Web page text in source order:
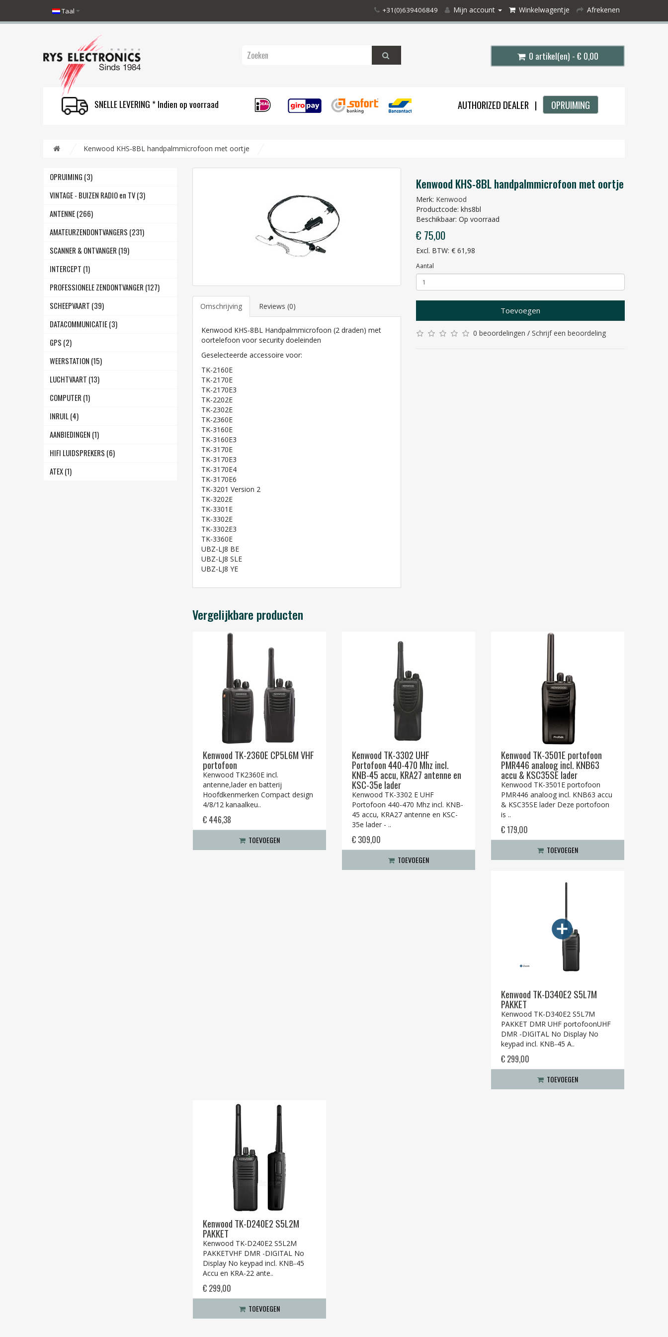
Taal +31(0)639406849 Mijn account Winkelwagentje Afrekenen
0 artikel(en) - € 0,00
SNELLE LEVERING * Indien op voorraad AUTHORIZED DEALER | OPRUIMING
Kenwood KHS-8BL handpalmmicrofoon met oortje
OPRUIMING (3)
VINTAGE - BUIZEN RADIO en TV (3)
ANTENNE (266)
AMATEURZENDONTVANGERS (231)
SCANNER & ONTVANGER (19)
INTERCEPT (1)
PROFESSIONELE ZENDONTVANGER (127)
SCHEEPVAART (39)
DATACOMMUNICATIE (3)
GPS (2)
WEERSTATION (15)
LUCHTVAART (13)
COMPUTER (1)
INRUIL (4)
AANBIEDINGEN (1)
HIFI LUIDSPREKERS (6)
ATEX (1)
Omschrijving Reviews (0)
Kenwood KHS-8BL Handpalmmicrofoon (2 draden) met
oortelefoon voor security doeleinden
Geselecteerde accessoire voor:
TK-2160E
TK-2170E
TK-2170E3
TK-2202E
TK-2302E
TK-2360E
TK-3160E
TK-3160E3
TK-3170E
TK-3170E3
TK-3170E4
TK-3170E6
TK-3201 Version 2
TK-3202E
TK-3301E
TK-3302E
TK-3302E3
TK-3360E
UBZ-LJ8 BE
UBZ-LJ8 SLE
UBZ-LJ8 YE
Kenwood KHS-8BL handpalmmicrofoon met oortje
Merk: Kenwood
Productcode: khs8bl
Beschikbaar: Op voorraad
€ 75,00
Excl. BTW: € 61,98
Aantal
Toevoegen
0 beoordelingen / Schrijf een beoordeling
Vergelijkbare producten
Kenwood TK-2360E CP5L6M VHF
portofoon
Kenwood TK2360E incl.
antenne,lader en batterij
Hoofdkenmerken Compact design
4/8/12 kanaalkeu..
€ 446,38
TOEVOEGEN
Kenwood TK-3302 UHF
Portofoon 440-470 Mhz incl.
KNB-45 accu, KRA27 antenne en
KSC-35e lader
Kenwood TK-3302 E UHF
Portofoon 440-470 Mhz incl. KNB-
45 accu, KRA27 antenne en KSC-
35e lader - ..
€ 309,00
TOEVOEGEN
Kenwood TK-3501E portofoon
PMR446 analoog incl. KNB63
accu & KSC35SE lader
Kenwood TK-3501E portofoon
PMR446 analoog incl. KNB63 accu
& KSC35SE lader Deze portofoon
is ..
€ 179,00
TOEVOEGEN
Kenwood TK-D340E2 S5L7M
PAKKET
Kenwood TK-D340E2 S5L7M
PAKKET DMR UHF portofoonUHF
DMR -DIGITAL No Display No
keypad incl. KNB-45 A..
€ 299,00
TOEVOEGEN
Kenwood TK-D240E2 S5L2M
PAKKET
Kenwood TK-D240E2 S5L2M
PAKKETVHF DMR -DIGITAL No
Display No keypad incl. KNB-45
Accu en KRA-22 ante..
€ 299,00
TOEVOEGEN